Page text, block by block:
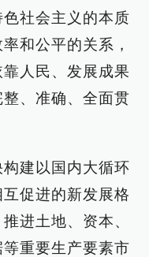
社会主义的本质
和公平的关系，
人民、发展成果
、准确、全面贯
建以国内大循环
促进的新发展格
进土地、资本、
重要生产要素市